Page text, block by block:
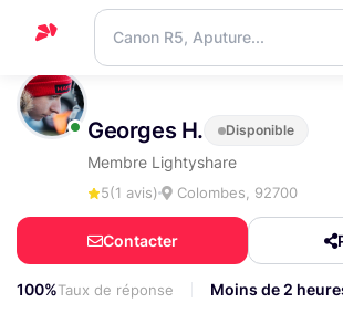
Accueil
Support
Nous
contacter
Georges H. Disponible
Membre Lightyshare
5(1 avis) Colombes, 92700
Contacter
100%Taux de réponse Moins de 2